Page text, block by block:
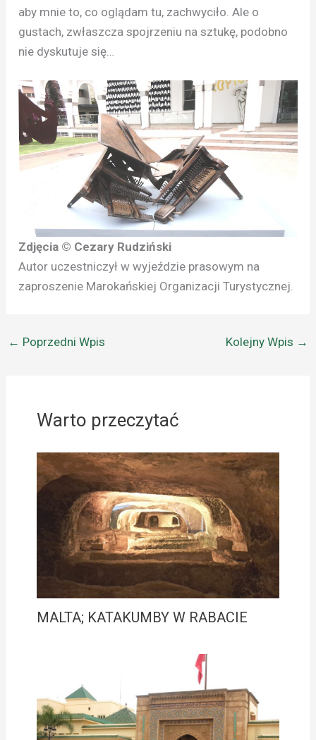
aby mnie to, co oglądam tu, zachwyciło. Ale o
gustach, zwłaszcza spojrzeniu na sztukę, podobno
nie dyskutuje się…
Zdjęcia © Cezary Rudziński
Autor uczestniczył w wyjeździe prasowym na
zaproszenie Marokańskiej Organizacji Turystycznej.
← Poprzedni Wpis Kolejny Wpis →
Warto przeczytać
MALTA; KATAKUMBY W RABACIE